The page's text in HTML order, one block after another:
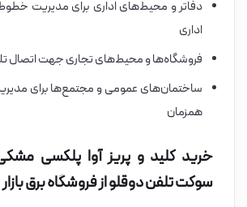
دفاتر و محیط‌های اداری برای مدیریت
اداری
فروشگاه‌ها و محیط‌های تجاری جهت اتصال
ساختمان‌های عمومی و مجتمع‌ها برای
همزمان
خرید کلید و پریز آوا پلکسی
سوکت تلفن دوقلو از فروشگاه برق بازار